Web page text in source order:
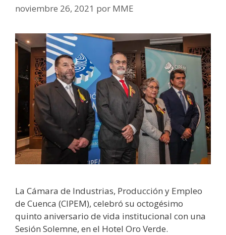
noviembre 26, 2021 por MME
La Cámara de Industrias, Producción y Empleo
de Cuenca (CIPEM), celebró su octogésimo
quinto aniversario de vida institucional con una
Sesión Solemne, en el Hotel Oro Verde.